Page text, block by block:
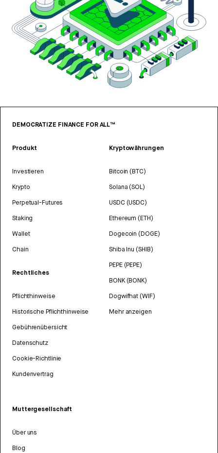
DEMOCRATIZE FINANCE FOR ALL™
Produkt
Investieren
Krypto
Perpetual-Futures
Staking
Wallet
Chain
Rechtliches
Pflichthinweise
Historische Pflichthinweise
Gebührenübersicht
Datenschutz
Cookie-Richtlinie
Kundenvertrag
Kryptowährungen
Bitcoin (BTC)
Solana (SOL)
USDC (USDC)
Ethereum (ETH)
Dogecoin (DOGE)
Shiba Inu (SHIB)
PEPE (PEPE)
BONK (BONK)
Dogwifhat (WIF)
Mehr anzeigen
Muttergesellschaft
Über uns
Blog